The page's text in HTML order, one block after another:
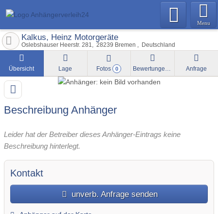
Menu
Kalkus, Heinz Motorgeräte
Oslebshauser Heerstr. 281 28239 Bremen Deutschland
Übersicht Lage Fotos 0 Bewertungen Anfrage
Beschreibung Anhänger
Leider hat der Betreiber dieses Anhänger-Eintrags keine
Beschreibung hinterlegt.
Kontakt
unverb. Anfrage senden